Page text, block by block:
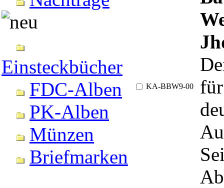
Einsteckbücher
FDC-Alben
PK-Alben
Münzen
Briefmarken
KA-BBW9-00